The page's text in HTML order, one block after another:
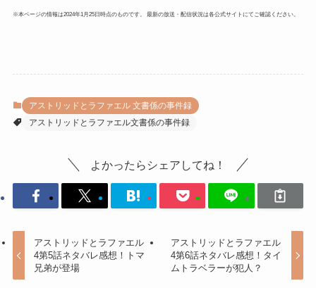
※本ページの情報は2024年1月25日時点のものです。 最新の放送・配信状況は各公式サイトにてご確認ください。
アストリッドとラファエル 文書係の事件録
アストリッドとラファエル文書係の事件録
よかったらシェアしてね！
アストリッドとラファエル
4第5話ネタバレ感想！トマ
兄弟が登場
アストリッドとラファエル
4第6話ネタバレ感想！タイ
ムトラベラーが犯人？